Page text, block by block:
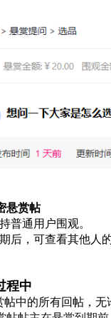
悬赏帖
普通用户围观。
后，可查看其他人
程中
帖中的所有回帖，